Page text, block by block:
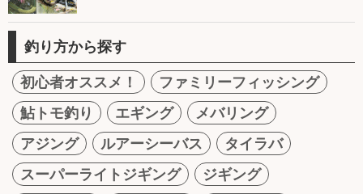
釣り方から探す
初心者オススメ！
ファミリーフィッシング
鮎トモ釣り
エギング
メバリング
アジング
ルアーシーバス
タイラバ
スーパーライトジギング
ジギング